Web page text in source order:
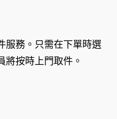
服務。只需在下單時選
將按時上門取件。